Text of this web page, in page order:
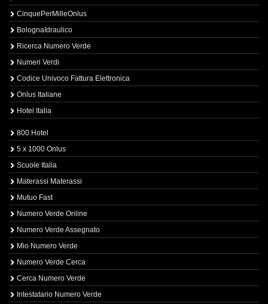
CinquePerMilleOnlus
BolognaIdraulico
Ricerca Numero Verde
Numeri Verdi
Codice Univoco Fattura Elettronica
Onlus Italiane
Hotel Italia
800 Hotel
5 x 1000 Onlus
Scuole Italia
Materassi Materassi
Mutuo Fast
Numero Verde Online
Numero Verde Assegnato
Mio Numero Verde
Numero Verde Cerca
Cerca Numero Verde
Intestatario Numero Verde